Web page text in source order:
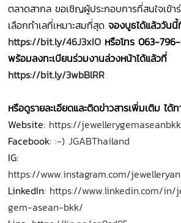
ตลาดสากล ขอเชิญผู้ประกอบการที่สนใจเข้า
เลือกทำเลที่เหมาะสมที่สุดจองบูธได้แล้ววัน
https://bit.ly/46J3xIO หรือโทร 063-
พร้อมลงทะเบียนร่วมงานล่วงหน้าได้แล้วที่
https://bit.ly/3wbBlRR
หรือดูรายละเอียดและติดข่าวสารเพิ่มเติม ได้
Website: https://
Facebook::-) JGABThailand
IG:
https://www.instagram.com/
LinkedIn: https://www.linkedin.com/in/
gem-asean-bkk/